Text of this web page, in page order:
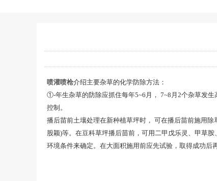
喷灌喷枪介绍主要杂草的化学防除方法：
①-年生杂草的防除应抓住每年5~6月， 7~8月2个杂草发
控制。
播后苗前土壤处理在新种植草坪时， 可在播后苗前施用
股颖)等。在豆科草坪播后苗前，可用二甲戊乐灵、甲草
环境条件来确定。在大面积施用前应先试验，取得成功后